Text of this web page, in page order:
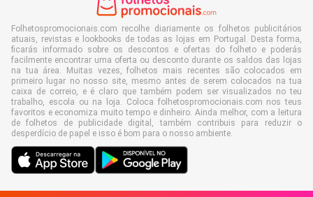
Folhetospromocionais.com recolhe diariamente os folhetos publicitários
atuais, revistas e lookbooks de todas as lojas em Portugal. Desta forma,
ficarás informado sobre os descontos e ofertas do folheto e poderás
facilmente encontrar uma oferta ou desconto durante os saldos das lojas
na tua área. Muitas vezes, folhetos mais recentes são colocados em
primeiro lugar no nosso site, mesmo antes de serem colocados na tua
caixa de correio, e é claro que também podem ser visualizados no teu
trabalho, escola ou na loja. Coloca folhetospromocionais.com nos teus
favoritos e economiza muito tempo e dinheiro. Ainda melhor, com a leitura
de folhetos de publicidade digital, também contribuis para reduzir o
desperdício de papel e isso é bom para o nosso ambiente.